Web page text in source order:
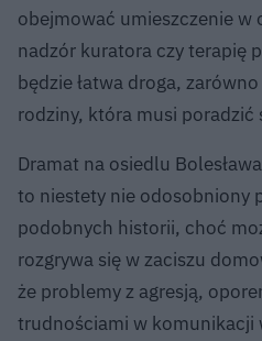
obejmować umieszczenie
nadzór kuratora czy terapię
będzie łatwa droga,
rodziny, która musi poradzić
Dramat na osiedlu
to niestety nie odosobniony
podobnych historii, choć
rozgrywa się w zaciszu
że problemy z agresją,
trudnościami w komunikacji